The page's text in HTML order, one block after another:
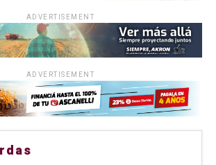
ADVERTISEMENT
ADVERTISEMENT